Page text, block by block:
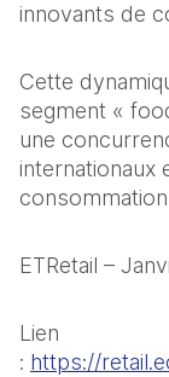
innovants de
Cette
segment «
une
internationaux
ETRetail –
Lien
: https://